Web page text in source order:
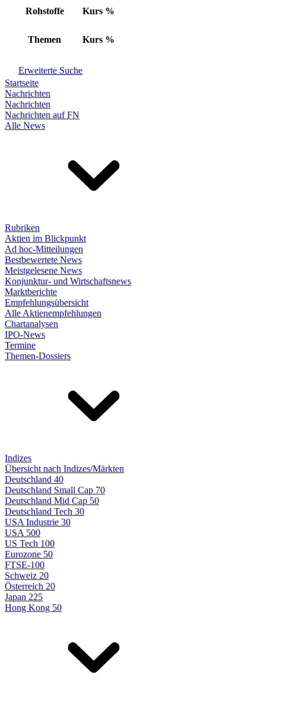
Rohstoffe Kurs %
Themen Kurs %
Erweiterte Suche
Startseite
Nachrichten
Nachrichten
Nachrichten auf FN
Alle News
Rubriken
Aktien im Blickpunkt
Ad hoc-Mitteilungen
Bestbewertete News
Meistgelesene News
Konjunktur- und Wirtschaftsnews
Marktberichte
Empfehlungsübersicht
Alle Aktienempfehlungen
Chartanalysen
IPO-News
Termine
Themen-Dossiers
Indizes
Übersicht nach Indizes/Märkten
Deutschland 40
Deutschland Small Cap 70
Deutschland Mid Cap 50
Deutschland Tech 30
USA Industrie 30
USA 500
US Tech 100
Eurozone 50
FTSE-100
Schweiz 20
Österreich 20
Japan 225
Hong Kong 50